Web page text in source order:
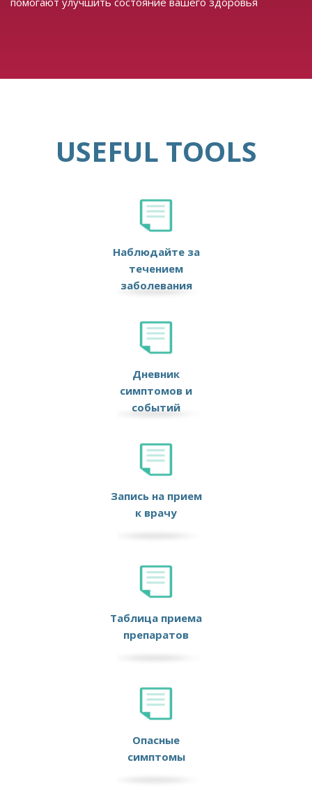
USEFUL TOOLS
Наблюдайте за
течением
заболевания
Дневник
симптомов и
событий
Запись на прием
к врачу
Таблица приема
препаратов
Опасные
симптомы